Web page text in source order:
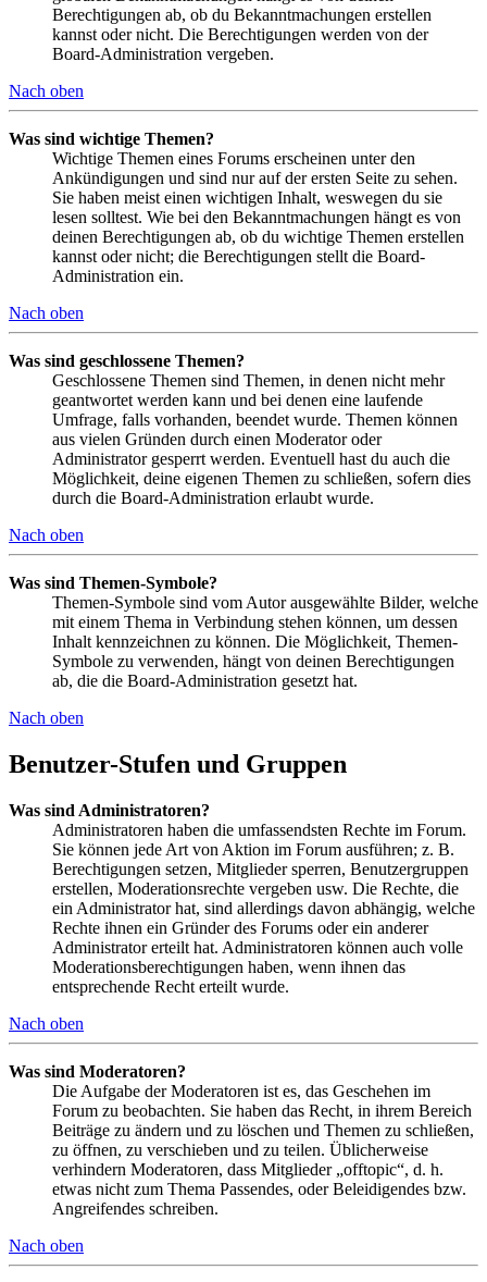
Berechtigungen ab, ob du Bekanntmachungen erstellen
kannst oder nicht. Die Berechtigungen werden von der
Board-Administration vergeben.
Nach oben
Was sind wichtige Themen?
Wichtige Themen eines Forums erscheinen unter den
Ankündigungen und sind nur auf der ersten Seite zu sehen.
Sie haben meist einen wichtigen Inhalt, weswegen du sie
lesen solltest. Wie bei den Bekanntmachungen hängt es von
deinen Berechtigungen ab, ob du wichtige Themen erstellen
kannst oder nicht; die Berechtigungen stellt die Board-
Administration ein.
Nach oben
Was sind geschlossene Themen?
Geschlossene Themen sind Themen, in denen nicht mehr
geantwortet werden kann und bei denen eine laufende
Umfrage, falls vorhanden, beendet wurde. Themen können
aus vielen Gründen durch einen Moderator oder
Administrator gesperrt werden. Eventuell hast du auch die
Möglichkeit, deine eigenen Themen zu schließen, sofern dies
durch die Board-Administration erlaubt wurde.
Nach oben
Was sind Themen-Symbole?
Themen-Symbole sind vom Autor ausgewählte Bilder, welche
mit einem Thema in Verbindung stehen können, um dessen
Inhalt kennzeichnen zu können. Die Möglichkeit, Themen-
Symbole zu verwenden, hängt von deinen Berechtigungen
ab, die die Board-Administration gesetzt hat.
Nach oben
Benutzer-Stufen und Gruppen
Was sind Administratoren?
Administratoren haben die umfassendsten Rechte im Forum.
Sie können jede Art von Aktion im Forum ausführen; z. B.
Berechtigungen setzen, Mitglieder sperren, Benutzergruppen
erstellen, Moderationsrechte vergeben usw. Die Rechte, die
ein Administrator hat, sind allerdings davon abhängig, welche
Rechte ihnen ein Gründer des Forums oder ein anderer
Administrator erteilt hat. Administratoren können auch volle
Moderationsberechtigungen haben, wenn ihnen das
entsprechende Recht erteilt wurde.
Nach oben
Was sind Moderatoren?
Die Aufgabe der Moderatoren ist es, das Geschehen im
Forum zu beobachten. Sie haben das Recht, in ihrem Bereich
Beiträge zu ändern und zu löschen und Themen zu schließen,
zu öffnen, zu verschieben und zu teilen. Üblicherweise
verhindern Moderatoren, dass Mitglieder „offtopic“, d. h.
etwas nicht zum Thema Passendes, oder Beleidigendes bzw.
Angreifendes schreiben.
Nach oben